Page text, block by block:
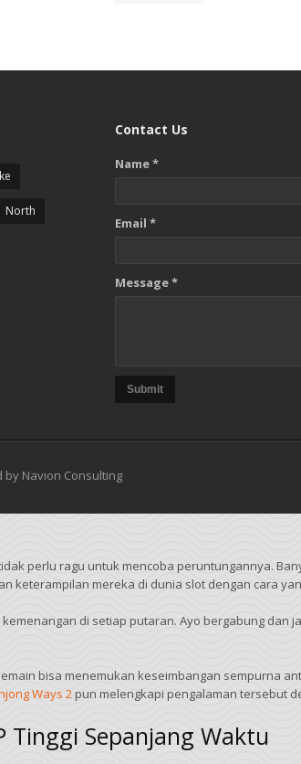
North
Contact Us
Name *
Email *
Message *
Submit
by Navion Consulting
perlu ragu untuk mencoba peruntungannya.
keterampilan mereka di dunia slot dengan cara
di setiap putaran. Ayo bergabung dan
bisa menemukan keseimbangan sempurna
Ways 2pun melengkapi pengalaman tersebut
Tinggi Sepanjang Waktu